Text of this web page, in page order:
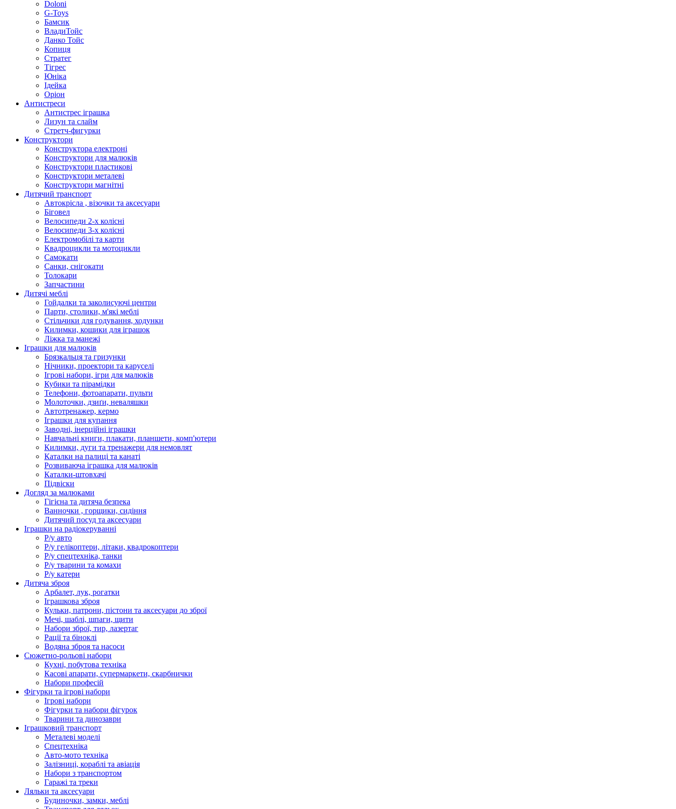
Doloni
G-Toys
Бамсик
ВладиТойс
Данко Тойс
Копиця
Стратег
Тігрес
Юніка
Ідейка
Оріон
Антистреси
Антистрес іграшка
Лизун та слайм
Стретч-фигурки
Конструктори
Конструктора електроні
Конструктори для малюків
Конструктори пластикові
Конструктори металеві
Конструктори магнітні
Дитячий транспорт
Автокрісла , візочки та аксесуари
Біговел
Велосипеди 2-х колісні
Велосипеди 3-х колісні
Електромобілі та карти
Квадроцикли та мотоцикли
Самокати
Санки, снігокати
Толокари
Запчастини
Дитячі меблі
Гойдалки та заколисуючі центри
Парти, столики, м'які меблі
Стільчики для годування, ходунки
Килимки, кошики для іграшок
Ліжка та манежі
Іграшки для малюків
Брязкальця та гризунки
Нічники, проектори та каруселі
Ігрові набори, ігри для малюків
Кубики та пірамідки
Телефони, фотоапарати, пульти
Молоточки, дзиґи, неваляшки
Автотренажер, кермо
Іграшки для купання
Заводні, інерційні іграшки
Навчальні книги, плакати, планшети, комп'ютери
Килимки, дуги та тренажери для немовлят
Каталки на палиці та канаті
Розвиваюча іграшка для малюків
Каталки-штовхачі
Підвіски
Догляд за малюками
Гігієна та дитяча безпека
Ванночки , горщики, сидіння
Дитячий посуд та аксесуари
Іграшки на радіокеруванні
Р/у авто
Р/у гелікоптери, літаки, квадрокоптери
Р/у спецтехніка, танки
Р/у тварини та комахи
Р/у катери
Дитяча зброя
Арбалет, лук, рогатки
Іграшкова зброя
Кульки, патрони, пістони та аксесуари до зброї
Мечі, шаблі, шпаги, щити
Набори зброї, тир, лазертаг
Рації та біноклі
Водяна зброя та насоси
Сюжетно-рольові набори
Кухні, побутова техніка
Касові апарати, супермаркети, скарбнички
Набори професій
Фігурки та ігрові набори
Ігрові набори
Фігурки та набори фігурок
Тварини та динозаври
Іграшковий транспорт
Металеві моделі
Спецтехніка
Авто-мото техніка
Залізниці, кораблі та авіація
Набори з транспортом
Гаражі та треки
Ляльки та аксесуари
Будиночки, замки, меблі